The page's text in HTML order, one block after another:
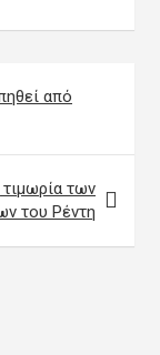
από
τιμωρία των
του Ρέντη